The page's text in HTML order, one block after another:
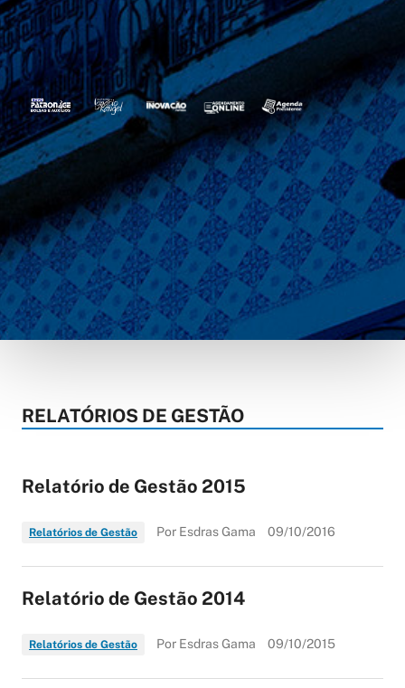
RELATÓRIOS DE GESTÃO
Relatório de Gestão 2015
Relatórios de Gestão Por Esdras Gama 09/10/2016
Relatório de Gestão 2014
Relatórios de Gestão Por Esdras Gama 09/10/2015